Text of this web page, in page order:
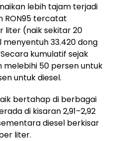
lebih tajam terjadi
RON95 tercatat
liter (naik sekitar 20
33.420 dong
kumulatif sejak
melebihi 50 persen untuk
untuk diesel.
bertahap di berbagai
di kisaran 2,91–2,92
diesel berkisar
liter.